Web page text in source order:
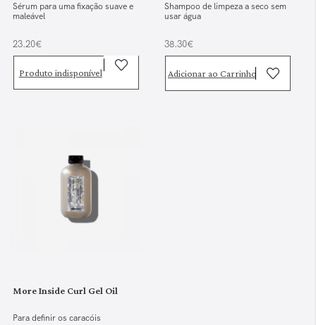
Sérum para uma fixação suave e
maleável
23.20€
Produto indisponível
Shampoo de limpeza a seco sem
usar água
38.30€
Adicionar ao Carrinho
More Inside Curl Gel Oil
Para definir os caracóis